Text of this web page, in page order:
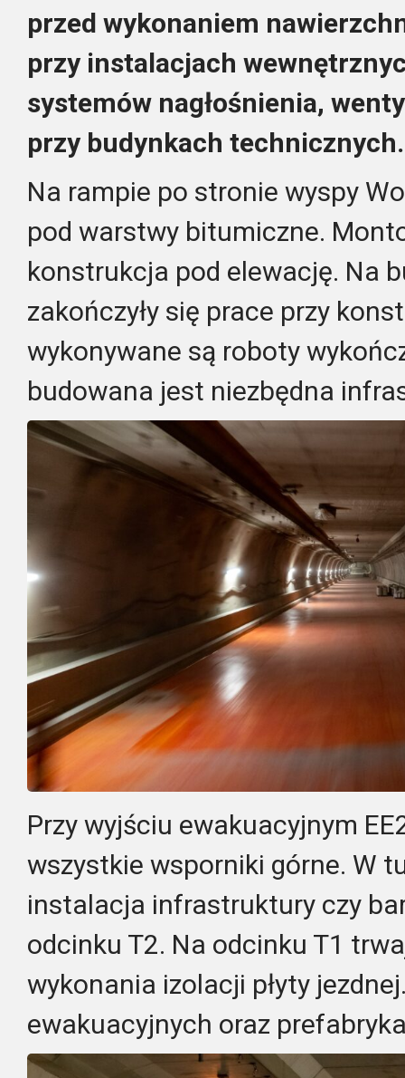
przed wykonaniem
przy instalacjach
systemów nagłośnienia,
przy budynkach technicznych.
Na rampie po stronie wyspy
pod warstwy bitumiczne.
konstrukcja pod elewację. Na
zakończyły się prace przy
wykonywane są roboty
budowana jest niezbędna
Przy wyjściu ewakuacyjnym
wszystkie wsporniki górne. W
instalacja infrastruktury czy
odcinku T2. Na odcinku T1
wykonania izolacji płyty
ewakuacyjnych oraz